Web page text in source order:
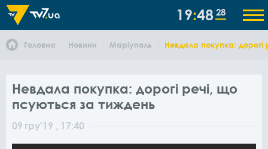
19 48 28
Головна Новини Маріуполь Невдала покупка:
Невдала покупка: дорогі речі, що
псуються за тиждень
09 гру'19 , 17:40